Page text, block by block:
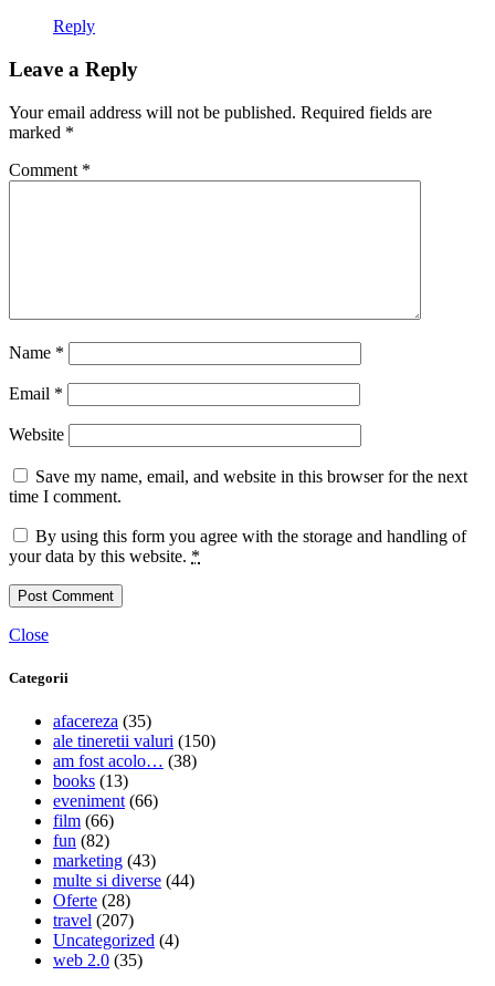
Reply
Leave a Reply
Your email address will not be published. Required fields are
marked *
Comment *
Name *
Email *
Website
Save my name, email, and website in this browser for the next
time I comment.
By using this form you agree with the storage and handling of
your data by this website. *
Close
Categorii
afacereza (35)
ale tineretii valuri (150)
am fost acolo… (38)
books (13)
eveniment (66)
film (66)
fun (82)
marketing (43)
multe si diverse (44)
Oferte (28)
travel (207)
Uncategorized (4)
web 2.0 (35)